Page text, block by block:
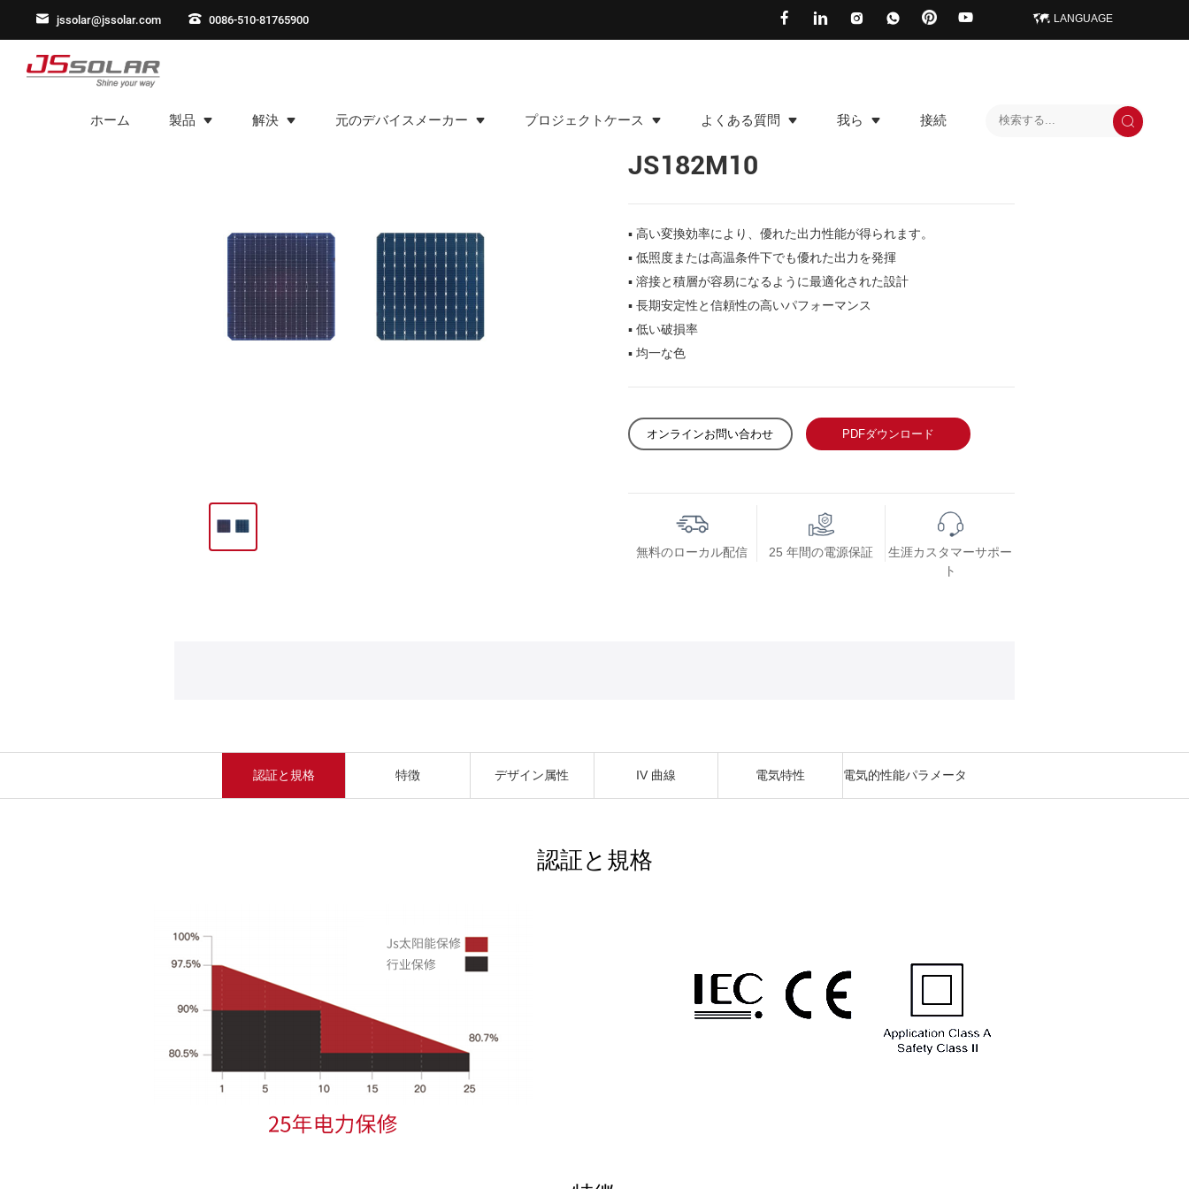
jssolar@jssolar.com 0086-510-81765900 LANGUAGE
ホーム 製品 解決 元のデバイスメーカー プロジェクトケース よくある質問 我ら 接続
JS182M10
▪ 高い変換効率により、優れた出力性能が得られます。
▪ 低照度または高温条件下でも優れた出力を発揮
▪ 溶接と積層が容易になるように最適化された設計
▪ 長期安定性と信頼性の高いパフォーマンス
▪ 低い破損率
▪ 均一な色
オンラインお問い合わせ PDFダウンロード
無料のローカル配信 25 年間の電源保証
生涯カスタマーサポー
ト
認証と規格 特徴 デザイン属性 IV 曲線 電気特性 電気的性能パラメータ
認証と規格